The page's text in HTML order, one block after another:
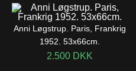
Anni Løgstrup. Paris, Frankrig
1952. 53x66cm.
2.500 DKK